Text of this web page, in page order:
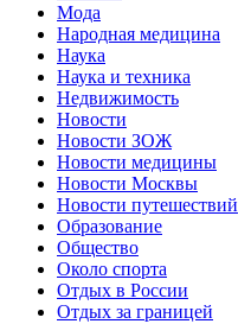
Мода
Народная медицина
Наука
Наука и техника
Недвижимость
Новости
Новости ЗОЖ
Новости медицины
Новости Москвы
Новости путешествий
Образование
Общество
Около спорта
Отдых в России
Отдых за границей